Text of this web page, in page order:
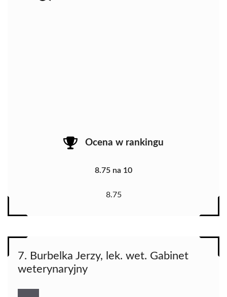
Ocena w rankingu
8.75 na 10
8.75
7. Burbelka Jerzy, lek. wet. Gabinet
weterynaryjny